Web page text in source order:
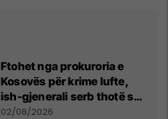
Ftohet nga prokuroria e
Kosovës për krime lufte,
ish-gjenerali serb thotë se
dikush e tradhtoi në
02/08/2026